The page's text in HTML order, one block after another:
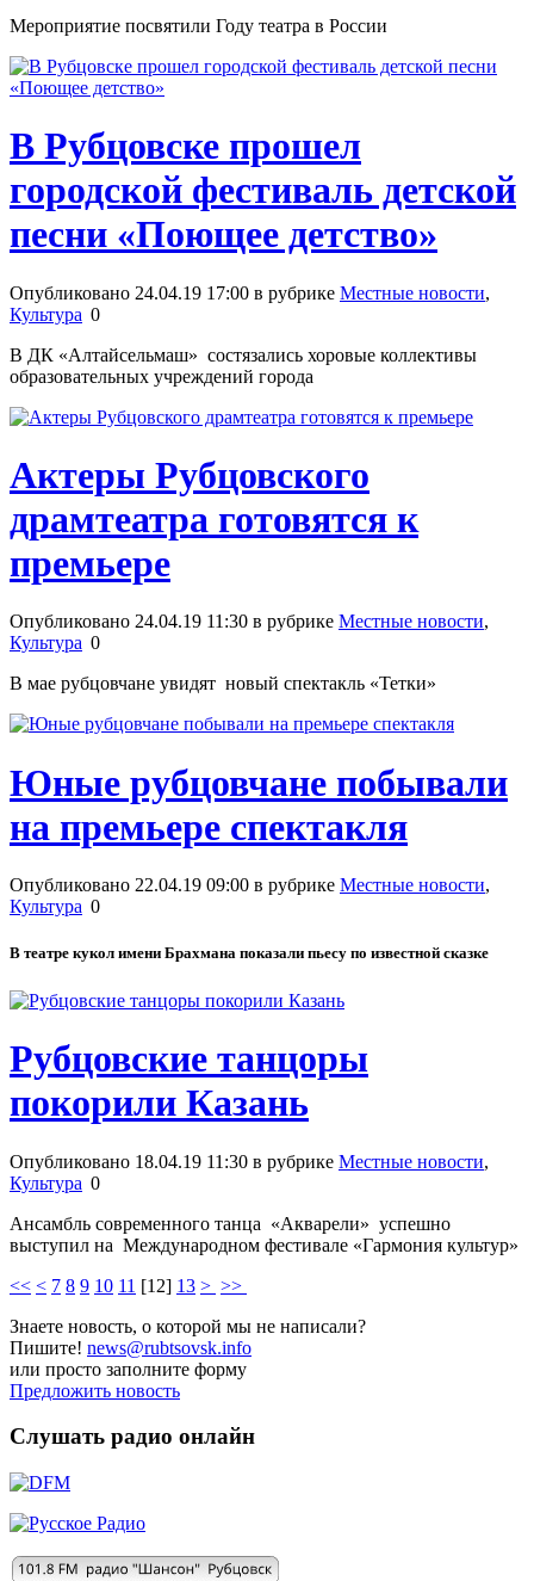
Мероприятие посвятили Году театра в России
В Рубцовске прошел
городской фестиваль детской
песни «Поющее детство»
Опубликовано 24.04.19 17:00 в рубрике Местные новости,
Культура 0
В ДК «Алтайсельмаш» состязались хоровые коллективы
образовательных учреждений города
Актеры Рубцовского
драмтеатра готовятся к
премьере
Опубликовано 24.04.19 11:30 в рубрике Местные новости,
Культура 0
В мае рубцовчане увидят новый спектакль «Тетки»
Юные рубцовчане побывали
на премьере спектакля
Опубликовано 22.04.19 09:00 в рубрике Местные новости,
Культура 0
В театре кукол имени Брахмана показали пьесу по известной сказке
Рубцовские танцоры
покорили Казань
Опубликовано 18.04.19 11:30 в рубрике Местные новости,
Культура 0
Ансамбль современного танца «Акварели» успешно
выступил на Международном фестивале «Гармония культур»
<< < 7 8 9 10 11 [12] 13 > >>
Знаете новость, о которой мы не написали?
Пишите! news@rubtsovsk.info
или просто заполните форму
Предложить новость
Слушать радио онлайн